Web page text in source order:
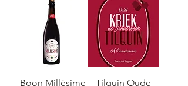
Boon Millésime
Tilquin Oude